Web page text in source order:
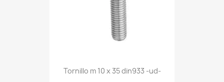
Tornillo m 10 x 35 din933 -ud-